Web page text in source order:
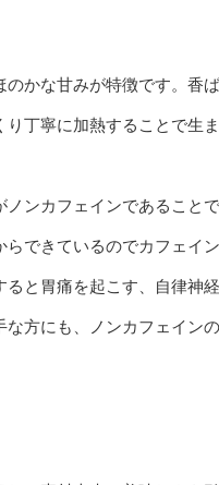
かな甘みが特徴です。香
丁寧に加熱することで生
ンカフェインであることで
できているのでカフェイ
と胃痛を起こす、自律神
方にも、ノンカフェイン